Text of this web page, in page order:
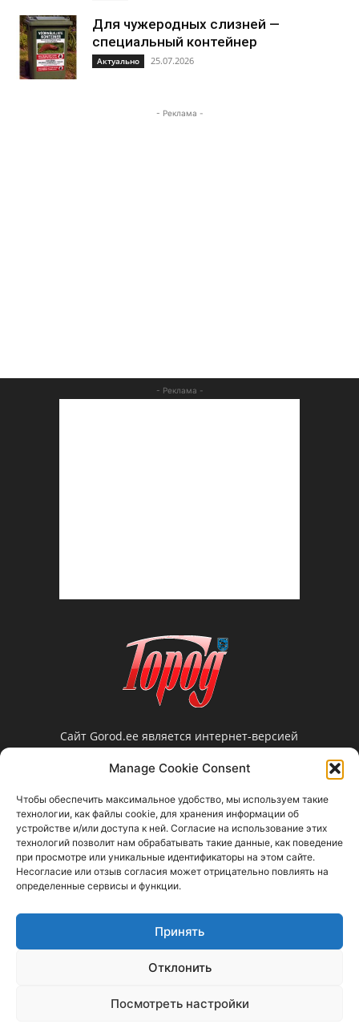
Manage Cookie Consent
Чтобы обеспечить максимальное удобство, мы используем такие
технологии, как файлы cookie, для хранения информации об
устройстве и/или доступа к ней. Согласие на использование этих
технологий позволит нам обрабатывать такие данные, как поведение
при просмотре или уникальные идентификаторы на этом сайте.
Несогласие или отзыв согласия может отрицательно повлиять на
определенные сервисы и функции.
Принять
Отклонить
Посмотреть настройки
Для чужеродных слизней —
специальный контейнер
Актуально 25.07.2026
- Реклама -
- Реклама -
Сайт Gorod.ee является интернет-версией
нарвской еженедельной газеты «Город».
Редакция не несет ответственности за
рекламных объявлениях и не предоставляет
справочной информации.
Свяжитесь с нами:gorod@gorod.ee
Реклама в газету / Reklaam ajalehes
Правовая информация
Контактная информация